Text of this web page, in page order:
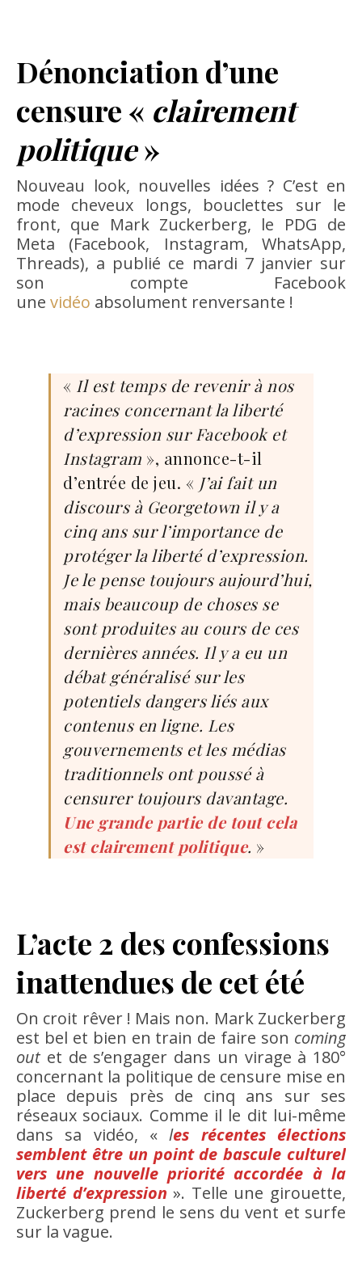
Dénonciation d’une
censure « clairement
politique»
Nouveau look, nouvelles idées ? C’est en
mode cheveux longs, bouclettes sur le
front, que Mark Zuckerberg, le PDG de
Meta (Facebook, Instagram, WhatsApp,
Threads), a publié ce mardi 7 janvier sur
son compte Facebook
une vidéo absolument renversante !
« Il est temps de revenir à nos
racines concernant la liberté
d’expression sur Facebook et
Instagram », annonce-t-il
d’entrée de jeu. « J’ai fait un
discours à Georgetown il y a
cinq ans sur l’importance de
protéger la liberté d’expression.
Je le pense toujours aujourd’hui,
mais beaucoup de choses se
sont produites au cours de ces
dernières années. Il y a eu un
débat généralisé sur les
potentiels dangers liés aux
contenus en ligne. Les
gouvernements et les médias
traditionnels ont poussé à
censurer toujours davantage.
Une grande partie de tout cela
est clairement politique. »
L’acte 2 des confessions
inattendues de cet été
On croit rêver ! Mais non. Mark Zuckerberg
est bel et bien en train de faire son coming
out et de s’engager dans un virage à 180°
concernant la politique de censure mise en
place depuis près de cinq ans sur ses
réseaux sociaux. Comme il le dit lui-même
dans sa vidéo, «les récentes élections
semblent être un point de bascule culturel
vers une nouvelle priorité accordée à la
liberté d’expression ». Telle une girouette,
Zuckerberg prend le sens du vent et surfe
sur la vague.